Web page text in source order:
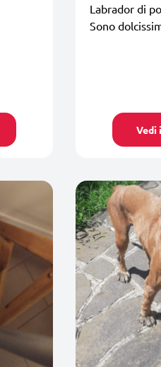
Labrador di
Sono
Vedi